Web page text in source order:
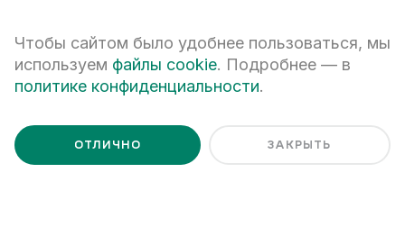
Я ознакомлен с
Политикой обработки персональных данных
Чтобы сайтом было удобнее пользоваться, мы
используем файлы cookie. Подробнее — в
политике конфиденциальности.
ОТЛИЧНО ЗАКРЫТЬ